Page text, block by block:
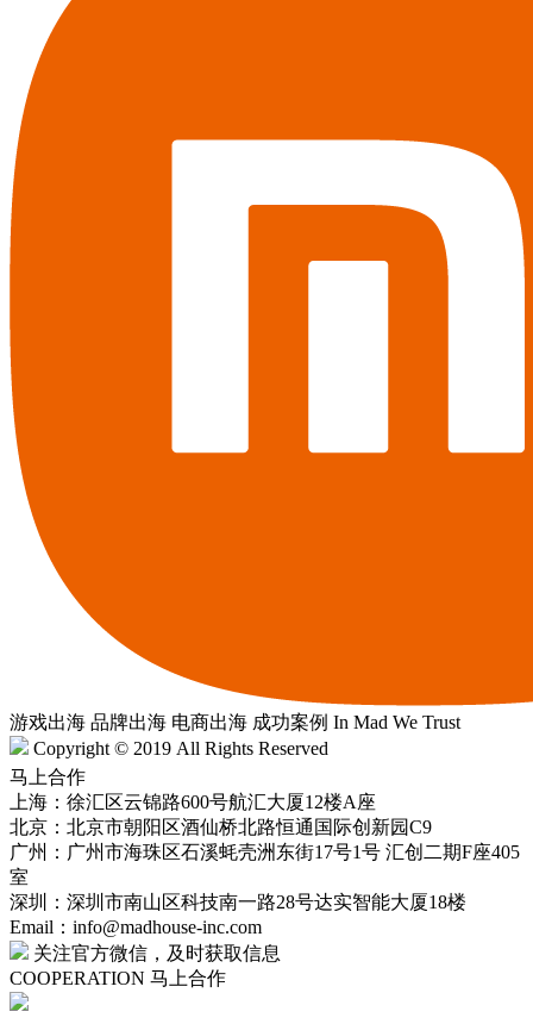
游戏出海 品牌出海 电商出海 成功案例 In Mad We Trust
Copyright © 2019 All Rights Reserved
马上合作
上海：徐汇区云锦路600号航汇大厦12楼A座
北京：北京市朝阳区酒仙桥北路恒通国际创新园C9
广州：广州市海珠区石溪蚝壳洲东街17号1号 汇创二期F座405
室
深圳：深圳市南山区科技南一路28号达实智能大厦18楼
Email：info@madhouse-inc.com
关注官方微信，及时获取信息
COOPERATION 马上合作